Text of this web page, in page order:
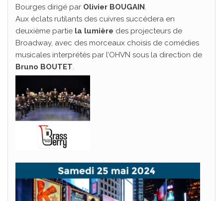
Bourges dirigé par Olivier BOUGAIN.
Aux éclats rutilants des cuivres succédera en
deuxième partie la lumière des projecteurs de
Broadway, avec des morceaux choisis de comédies
musicales interprétés par l’OHVN sous la direction de
Bruno BOUTET.